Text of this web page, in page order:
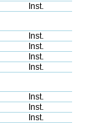
Inst.
Inst.
Inst.
Inst.
Inst.
Inst.
Inst.
Inst.